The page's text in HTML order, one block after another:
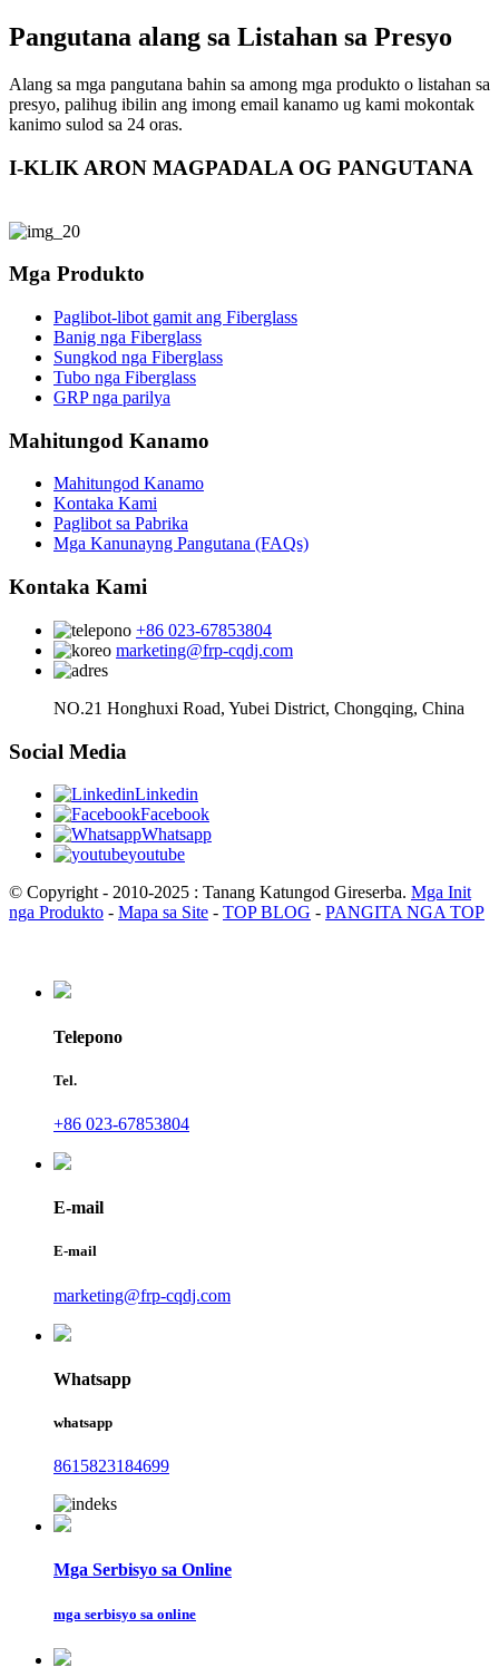
Pangutana alang sa Listahan sa Presyo
Alang sa mga pangutana bahin sa among mga produkto o listahan sa
presyo, palihug ibilin ang imong email kanamo ug kami mokontak
kanimo sulod sa 24 oras.
I-KLIK ARON MAGPADALA OG PANGUTANA
Mga Produkto
Paglibot-libot gamit ang Fiberglass
Banig nga Fiberglass
Sungkod nga Fiberglass
Tubo nga Fiberglass
GRP nga parilya
Mahitungod Kanamo
Mahitungod Kanamo
Kontaka Kami
Paglibot sa Pabrika
Mga Kanunayng Pangutana (FAQs)
Kontaka Kami
+86 023-67853804
marketing@frp-cqdj.com
NO.21 Honghuxi Road, Yubei District, Chongqing, China
Social Media
Linkedin
Facebook
Whatsapp
youtube
© Copyright - 2010-2025 : Tanang Katungod Gireserba. Mga Init
nga Produkto - Mapa sa Site - TOP BLOG - PANGITA NGA TOP
Telepono
Tel.
+86 023-67853804
E-mail
E-mail
marketing@frp-cqdj.com
Whatsapp
whatsapp
8615823184699
Mga Serbisyo sa Online
mga serbisyo sa online